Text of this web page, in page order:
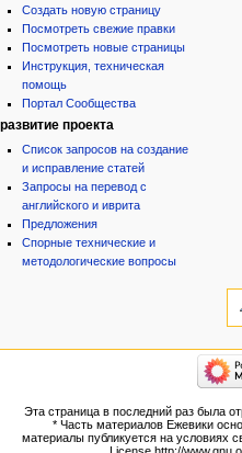
Создать новую страницу
Посмотреть свежие правки
Посмотреть новые страницы
Инструкция, техническая
помощь
Портал Сообщества
развитие проекта
Список запросов на создание
и исправление статей
Запросы на перевод с
английского и иврита
Предложения
Спорные технические и
методологические вопросы
Версия
для
категории
Народ
Проекты
Проекты/Участники/
Эта страница в последний раз была
* Часть материалов Ежевики
материалы публикуется на условиях